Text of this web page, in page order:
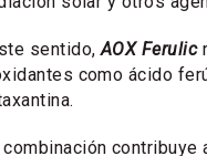
sentido,AOX Ferulic
como ácido
combinación contribuye